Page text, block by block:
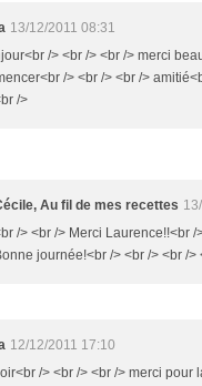
13/12/2011 08:31
/> <br /> <br /> merci
/> <br /> <br />
/>
Au fil de mes recettes
/> <br /> Merci Laurence!!<br /
journée!<br /> <br /> <br />
12/12/2011 17:10
/> <br /> <br /> merci pour